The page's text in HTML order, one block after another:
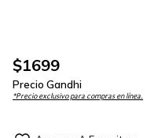
$1699
Precio Gandhi
*Precio exclusivo para compras en línea.